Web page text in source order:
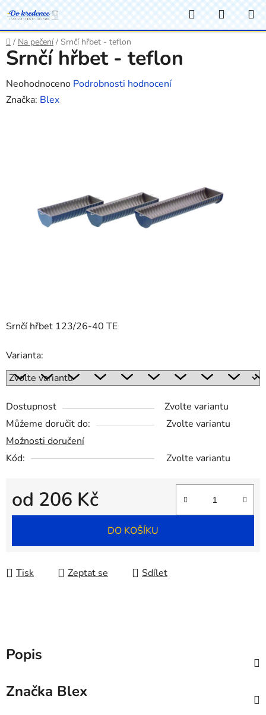
Přejít
na
obsah
Hledat
KOŠÍK
Domů
/ Na pečení / Srnčí hřbet - teflon
Srnčí hřbet 123/26-40 TE
Varianta:
Dostupnost
Zvolte variantu
Můžeme doručit do:
Zvolte variantu
Možnosti doručení
Kód:
Zvolte variantu
od 206 Kč
Měrná cena:
DO KOŠÍKU
Tisk Zeptat se Sdílet
Srnčí hřbet - teflon
Průměrné
hodnocení
Neohodnoceno Podrobnosti hodnocení
Značka: Blex
Popis
Značka Blex